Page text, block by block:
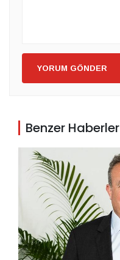
YORUM GÖNDER
Benzer Haberler